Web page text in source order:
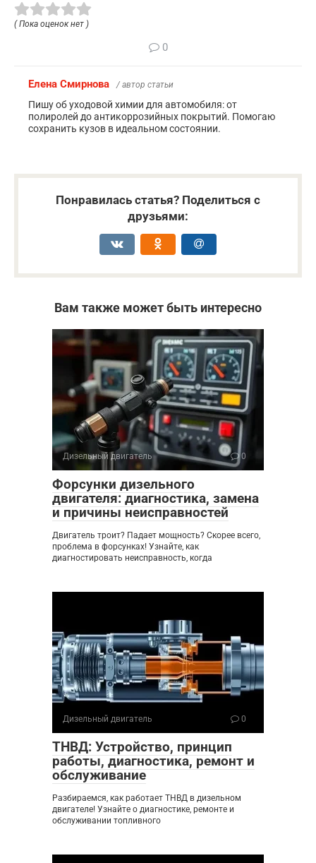
( Пока оценок нет )
0
Елена Смирнова / автор статьи
Пишу об уходовой химии для автомобиля: от
полиролей до антикоррозийных покрытий. Помогаю
сохранить кузов в идеальном состоянии.
Понравилась статья? Поделиться с
друзьями:
Вам также может быть интересно
Дизельный двигатель 0
Форсунки дизельного
двигателя: диагностика, замена
и причины неисправностей
Двигатель троит? Падает мощность? Скорее всего,
проблема в форсунках! Узнайте, как
диагностировать неисправность, когда
Дизельный двигатель 0
ТНВД: Устройство, принцип
работы, диагностика, ремонт и
обслуживание
Разбираемся, как работает ТНВД в дизельном
двигателе! Узнайте о диагностике, ремонте и
обслуживании топливного